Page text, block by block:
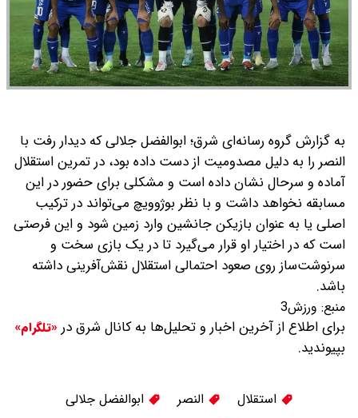
به گزارش گروه رسانه‌ای شرق؛ ابوالفضل جلالی که دیدار رفت با
النصر را به دلیل مصدومیت از دست داده بود، در تمرین استقلال
آماده و سرحال نشان داده است و مشکلی برای حضور در این
مسابقه نخواهد داشت و با نظر بوژوویچ می‌تواند در ترکیب
اصلی یا به عنوان بازیکن جانشین وارد زمین شود و این فرصتی
است که در اختیار او قرار می‌گیرد تا در یک بازی سخت و
سرنوشت‌ساز روی صعود احتمالی استقلال نقش‌آفرینی داشته
باشد.
منبع: ورزش3
برای اطلاع از آخرین اخبار و تحلیل‌ها به کانال شرق در «تلگرام»
بپیوندید.
استقلال النصر
ابوالفضل جلالی